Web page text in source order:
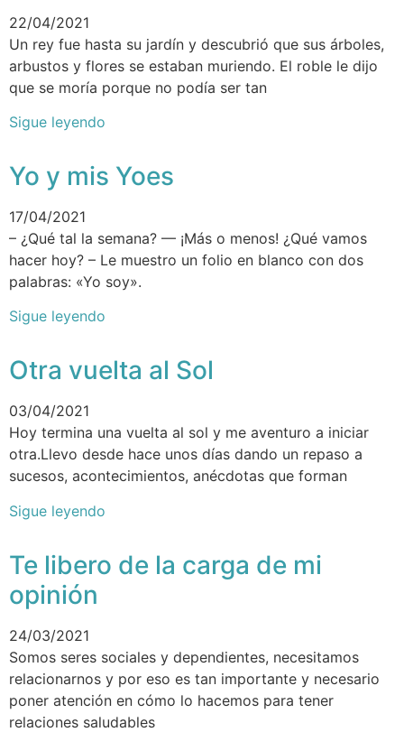
22/04/2021
Un rey fue hasta su jardín y descubrió que sus árboles,
arbustos y flores se estaban muriendo. El roble le dijo
que se moría porque no podía ser tan
Sigue leyendo
Yo y mis Yoes
17/04/2021
– ¿Qué tal la semana? –– ¡Más o menos! ¿Qué vamos
hacer hoy? – Le muestro un folio en blanco con dos
palabras: «Yo soy».
Sigue leyendo
Otra vuelta al Sol
03/04/2021
Hoy termina una vuelta al sol y me aventuro a iniciar
otra.Llevo desde hace unos días dando un repaso a
sucesos, acontecimientos, anécdotas que forman
Sigue leyendo
Te libero de la carga de mi
opinión
24/03/2021
Somos seres sociales y dependientes, necesitamos
relacionarnos y por eso es tan importante y necesario
poner atención en cómo lo hacemos para tener
relaciones saludables